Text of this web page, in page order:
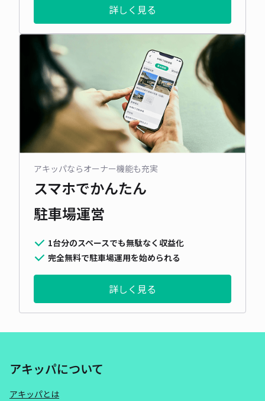
詳しく見る
アキッパならオーナー機能も充実
スマホでかんたん
駐車場運営
1台分のスペースでも無駄なく収益化
完全無料で駐車場運用を始められる
詳しく見る
アキッパについて
アキッパとは